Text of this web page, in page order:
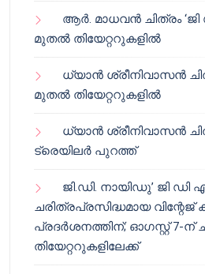
ആർ. മാധവൻ ചിത്രം
മുതൽ തിയേറ്ററുകളിൽ
ധ്യാൻ ശ്രീനിവാസൻ
മുതൽ തിയേറ്ററുകളിൽ
ധ്യാൻ ശ്രീനിവാസൻ
ട്രെയിലർ പുറത്ത്
ജി.ഡി. നായിഡു’ ജി ഡി
ചരിത്രപ്രസിദ്ധമായ
പ്രദർശനത്തിന്; ഓഗസ്റ്റ് 7-ന്
തിയേറ്ററുകളിലേക്ക്